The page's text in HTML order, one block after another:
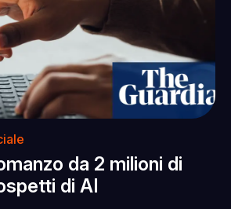
da 2 milioni di
di AI